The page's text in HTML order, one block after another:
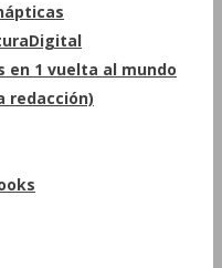
en 1 vuelta al mundo
redacción)